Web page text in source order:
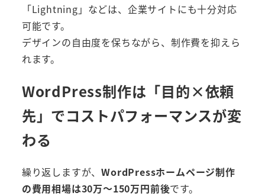
「Lightning」などは、企業サイトにも十分対応
可能です。
デザインの自由度を保ちながら、制作費を抑えら
れます。
WordPress制作は「目的×依頼
先」でコストパフォーマンスが変
わる
繰り返しますが、WordPressホームページ制作
の費用相場は30万〜150万円前後です。